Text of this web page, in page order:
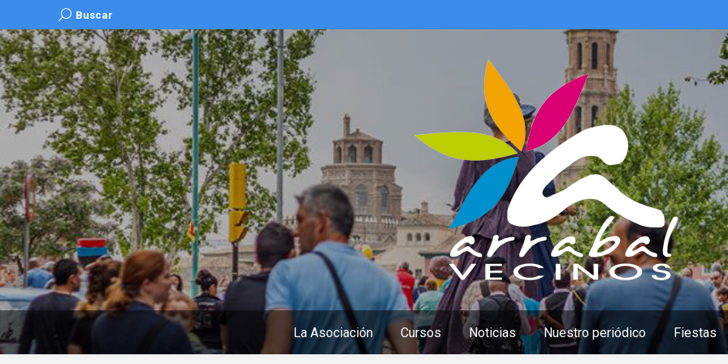
Buscar:
Buscar
La Asociación Cursos Noticias Nuestro periódico Fiestas